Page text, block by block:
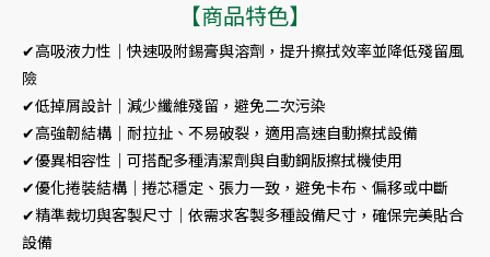
【商品特色】
✔高吸液力性｜快速吸附錫膏與溶劑，提升擦拭效率並降低殘留風
險
✔低掉屑設計｜減少纖維殘留，避免二次污染
✔高強韌結構｜耐拉扯、不易破裂，適用高速自動擦拭設備
✔優異相容性｜可搭配多種清潔劑與自動鋼版擦拭機使用
✔優化捲裝結構｜捲芯穩定、張力一致，避免卡布、偏移或中斷
✔精準裁切與客製尺寸｜依需求客製多種設備尺寸，確保完美貼合
設備